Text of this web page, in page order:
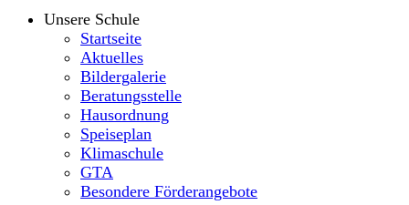
Unsere Schule
Startseite
Aktuelles
Bildergalerie
Beratungsstelle
Hausordnung
Speiseplan
Klimaschule
GTA
Besondere Förderangebote